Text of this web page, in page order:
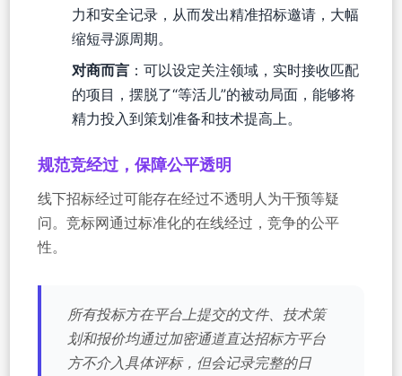
力和安全记录，从而发出精准招标邀请，大幅
缩短寻源周期。
对商而言 ：可以设定关注领域，实时接收匹配
的项目，摆脱了“等活儿”的被动局面，能够将
精力投入到策划准备和技术提高上。
规范竞经过，保障公平透明
线下招标经过可能存在经过不透明人为干预等疑
问。竞标网通过标准化的在线经过，竞争的公平
性。
所有投标方在平台上提交的文件、技术策
划和报价均通过加密通道直达招标方平台
方不介入具体评标，但会记录完整的日